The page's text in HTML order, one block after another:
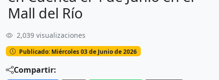
Mall del Río
2,039 visualizaciones
Publicado: Miércoles 03 de Junio de 2026
Compartir: